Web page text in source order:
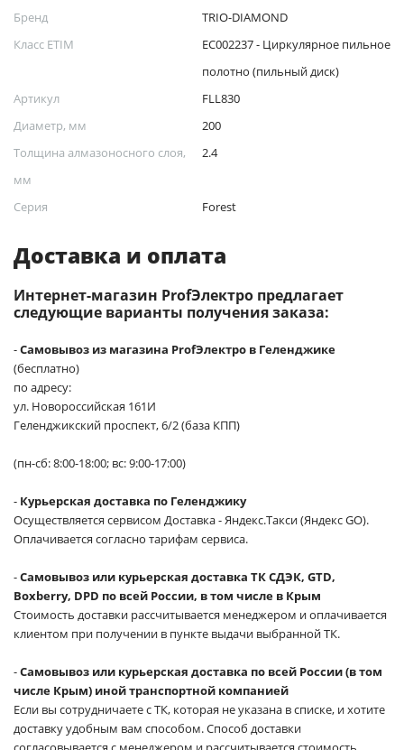
Бренд
TRIO-DIAMOND
Класс ETIM
EC002237 - Циркулярное пильное
полотно (пильный диск)
Артикул
FLL830
Диаметр, мм
200
Толщина алмазоносного слоя,
мм
2.4
Серия Forest
Доставка и оплата
Интернет-магазин ProfЭлектро предлагает
следующие варианты получения заказа:
-Самовывоз из магазина ProfЭлектро в Геленджике
(бесплатно)
по адресу:
ул. Новороссийская 161И
Геленджикский проспект, 6/2 (база КПП)
(пн-сб: 8:00-18:00; вс: 9:00-17:00)
- Курьерская доставка по Геленджику
Осуществляется сервисом Доставка - Яндекс.Такси (Яндекс GO).
Оплачивается согласно тарифам сервиса.
-Самовывоз или курьерская доставка ТК СДЭК, GTD,
Boxberry, DPD по всей России, в том числе в Крым
Стоимость доставки рассчитывается менеджером и оплачивается
клиентом при получении в пункте выдачи выбранной ТК.
-Самовывоз или курьерская доставка по всей России (в том
числе Крым) иной транспортной компанией
Если вы сотрудничаете с ТК, которая не указана в списке, и хотите
доставку удобным вам способом. Способ доставки